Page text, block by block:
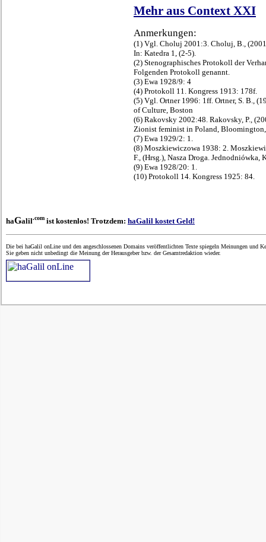
Mehr aus Context XXI
Anmerkungen:
(1) Vgl. Choluj 2001:3. Choluj, B.,
In: Katedra 1, (2-5).
(2) Stenographisches Protokoll der
Folgenden Protokoll genannt.
(3) Ewa 1928/9: 4
(4) Protokoll 11. Kongress 1913: 178f.
(5) Vgl. Ortner 1996: 1ff. Ortner, S. B.,
of Culture, Boston
(6) Rakovsky 2002:48. Rakovsky, P.,
Zionist feminist in Poland,
(7) Ewa 1929/2: 1.
(8) Moszkiewiczowa 1938: 2.
F., (Hrsg.), Nasza Droga.
(9) Ewa 1928/20: 1.
(10) Protokoll 14. Kongress 1925: 84.
haGalil.com ist kostenlos! Trotzdem: haGalil kostet Geld!
Die bei haGalil onLine und den angeschlossenen Domains veröffentlichten Texte spiegeln Meinungen und
Sie geben nicht unbedingt die Meinung der Herausgeber bzw. der Gesamtredaktion wieder.